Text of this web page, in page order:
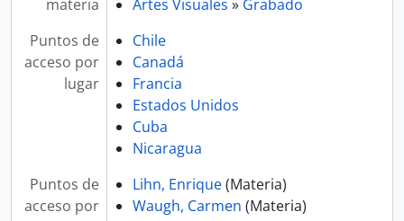
materia
Artes Visuales » Grabado
Puntos de
acceso por
lugar
Chile
Canadá
Francia
Estados Unidos
Cuba
Nicaragua
Puntos de
acceso por
Lihn, Enrique(Materia)
Waugh, Carmen (Materia)